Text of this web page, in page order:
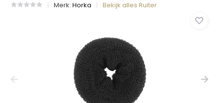
Merk:Horka Bekijk alles Ruiter